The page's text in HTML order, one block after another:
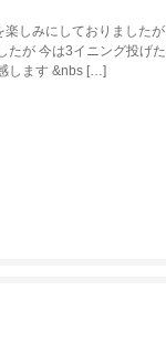
しみにしておりました
たが 今は3イニング投げ
します &nbs […]